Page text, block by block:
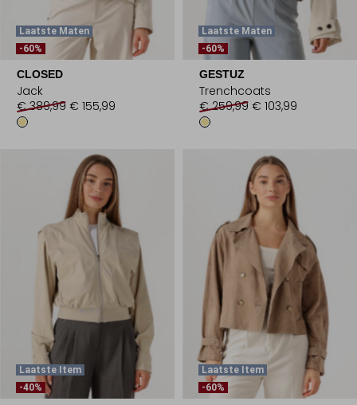
Laatste Maten
-60%
CLOSED
Jack
€ 389,99 € 155,99
Laatste Maten
-60%
GESTUZ
Trenchcoats
€ 259,99 € 103,99
Laatste Item
-40%
Laatste Item
-60%